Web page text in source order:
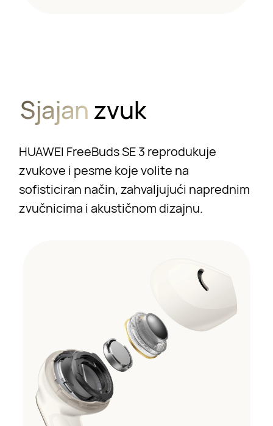
Sjajanzvuk
HUAWEI FreeBuds SE 3 reprodukuje
zvukove i pesme koje volite na
sofisticiran način, zahvaljujući naprednim
zvučnicima i akustičnom dizajnu.